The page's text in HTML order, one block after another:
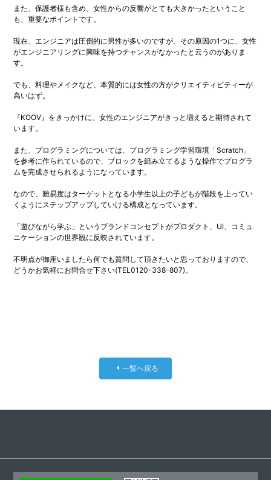
また、保護者様も含め、女性からの反響がとても大きかったということ
も、重要なポイントです。
現在、エンジニアは圧倒的に男性が多いのですが、その原因の1つに、女性
がエンジニアリングに興味を持つチャンスがなかったと云うのがありま
す。
でも、料理やメイクなど、本質的には女性の方がクリエイティビティーが
高いはず。
『KOOV』をきっかけに、女性のエンジニアがきっと増えると期待されて
います。
また、プログラミングについては、プログラミング学習環境「Scratch」
を参考に作られているので、ブロックを組み立てるような操作でプログラ
ムを完成させられるようになっています。
なので、難易度はターゲットとなる小学生以上の子どもが階段を上ってい
くようにステップアップしていける構成となっています。
「遊びながら学ぶ」というブランドコンセプトがプロダクト、UI、コミュ
ニケーションの世界観に反映されています。
不明点が御座いましたら何でも質問して頂きたいと思っておりますので、
どうかお気軽にお問合せ下さい(TEL0120-338-807)。
一覧へ戻る